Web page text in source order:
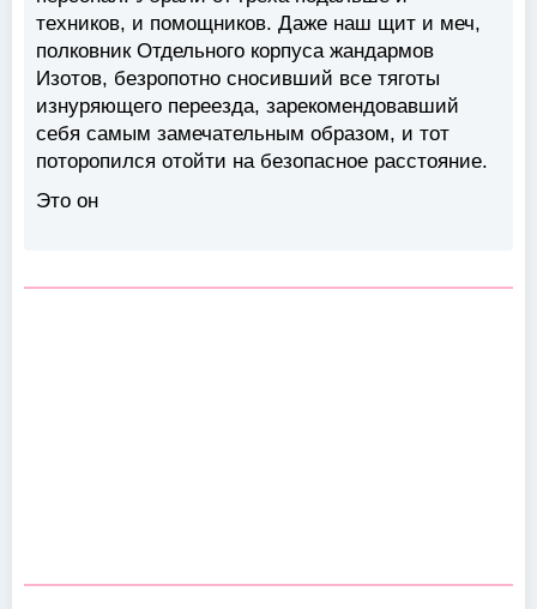
техников, и помощников. Даже наш щит и меч,
полковник Отдельного корпуса жандармов
Изотов, безропотно сносивший все тяготы
изнуряющего переезда, зарекомендовавший
себя самым замечательным образом, и тот
поторопился отойти на безопасное расстояние.
Это он